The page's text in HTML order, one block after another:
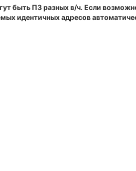
быть ПЗ разных в/ч. Если
идентичных адресов